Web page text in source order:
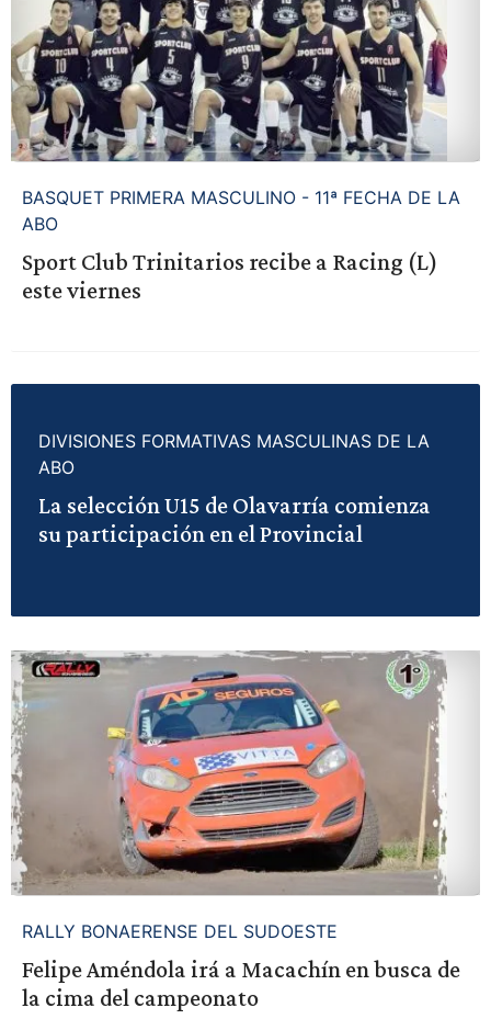
BASQUET PRIMERA MASCULINO - 11ª FECHA DE LA
ABO
Sport Club Trinitarios recibe a Racing (L)
este viernes
DIVISIONES FORMATIVAS MASCULINAS DE LA
ABO
La selección U15 de Olavarría comienza
su participación en el Provincial
RALLY BONAERENSE DEL SUDOESTE
Felipe Améndola irá a Macachín en busca de
la cima del campeonato